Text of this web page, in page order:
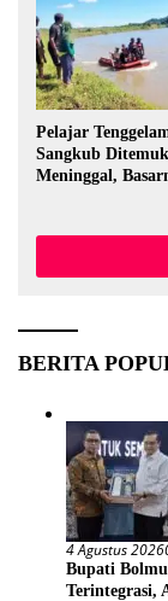
Pelajar
Sangkub
Meninggal,
BERITA
4 Agustus 2026
Bupati
Terintegrasi,